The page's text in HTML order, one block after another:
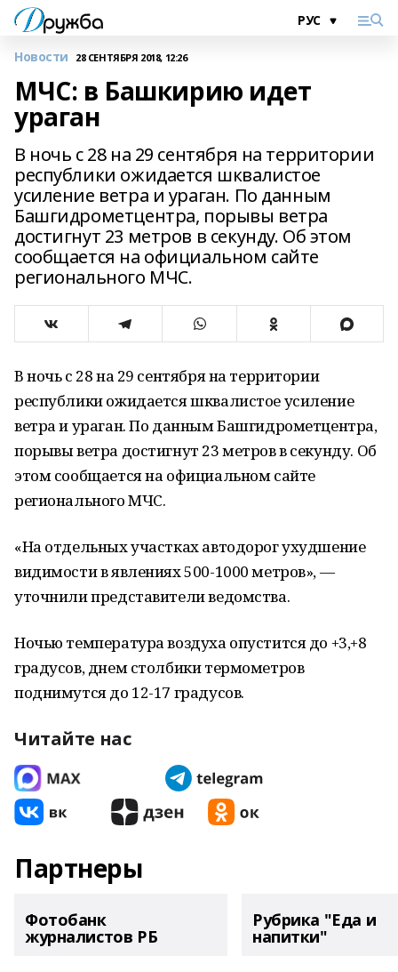
Новости 28 СЕНТЯБРЯ 2018, 12:26
МЧС: в Башкирию идет
ураган
В ночь с 28 на 29 сентября на территории
республики ожидается шквалистое
усиление ветра и ураган. По данным
Башгидрометцентра, порывы ветра
достигнут 23 метров в секунду. Об этом
сообщается на официальном сайте
регионального МЧС.
В ночь с 28 на 29 сентября на территории
республики ожидается шквалистое усиление
ветра и ураган. По данным Башгидрометцентра,
порывы ветра достигнут 23 метров в секунду. Об
этом сообщается на официальном сайте
регионального МЧС.
«На отдельных участках автодорог ухудшение
видимости в явлениях 500-1000 метров», —
уточнили представители ведомства.
Ночью температура воздуха опустится до +3,+8
градусов, днем столбики термометров
поднимутся до 12-17 градусов.
Читайте нас
Партнеры
Фотобанк
журналистов РБ
Рубрика "Еда и
напитки"